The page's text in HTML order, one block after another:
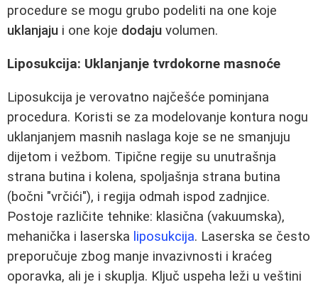
procedure se mogu grubo podeliti na one koje
uklanjaju i one koje dodaju volumen.
Liposukcija: Uklanjanje tvrdokorne masnoće
Liposukcija je verovatno najčešće pominjana
procedura. Koristi se za modelovanje kontura nogu
uklanjanjem masnih naslaga koje se ne smanjuju
dijetom i vežbom. Tipične regije su unutrašnja
strana butina i kolena, spoljašnja strana butina
(bočni "vrčići"), i regija odmah ispod zadnjice.
Postoje različite tehnike: klasična (vakuumska),
mehanička i laserska liposukcija. Laserska se često
preporučuje zbog manje invazivnosti i kraćeg
oporavka, ali je i skuplja. Ključ uspeha leži u veštini